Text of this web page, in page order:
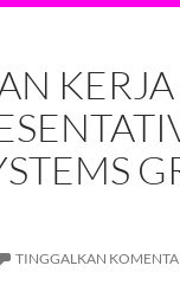
KERJA
TINGGALKAN